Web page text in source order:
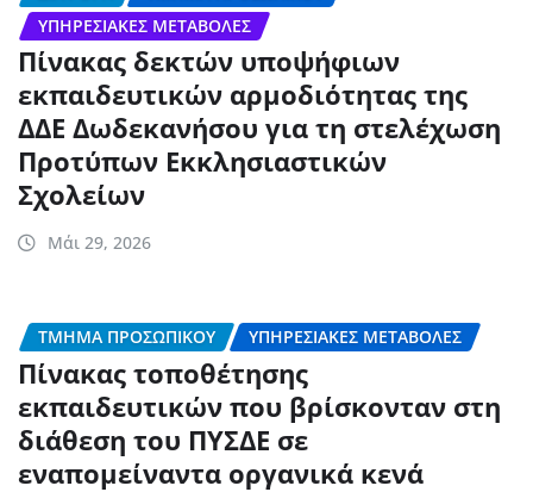
ΥΠΗΡΕΣΙΑΚΈΣ ΜΕΤΑΒΟΛΈΣ
Πίνακας δεκτών υποψήφιων
εκπαιδευτικών αρμοδιότητας της
ΔΔΕ Δωδεκανήσου για τη στελέχωση
Προτύπων Εκκλησιαστικών
Σχολείων
Μάι 29, 2026
ΤΜΉΜΑ ΠΡΟΣΩΠΙΚΟΎ ΥΠΗΡΕΣΙΑΚΈΣ ΜΕΤΑΒΟΛΈΣ
Πίνακας τοποθέτησης
εκπαιδευτικών που βρίσκονταν στη
διάθεση του ΠΥΣΔΕ σε
εναπομείναντα οργανικά κενά